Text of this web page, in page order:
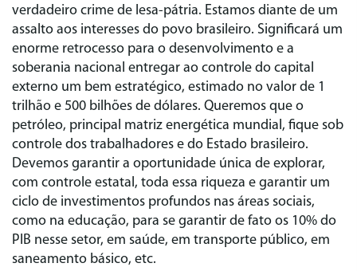
verdadeiro crime de lesa-pátria. Estamos diante de um
assalto aos interesses do povo brasileiro. Significará um
enorme retrocesso para o desenvolvimento e a
soberania nacional entregar ao controle do capital
externo um bem estratégico, estimado no valor de 1
trilhão e 500 bilhões de dólares. Queremos que o
petróleo, principal matriz energética mundial, fique sob
controle dos trabalhadores e do Estado brasileiro.
Devemos garantir a oportunidade única de explorar,
com controle estatal, toda essa riqueza e garantir um
ciclo de investimentos profundos nas áreas sociais,
como na educação, para se garantir de fato os 10% do
PIB nesse setor, em saúde, em transporte público, em
saneamento básico, etc.